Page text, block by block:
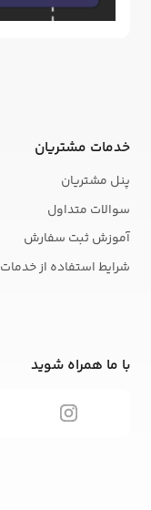
خدمات مشتریان
پنل مشتریان
سوالات متداول
آموزش ثبت سفارش
شرایط استفاده از خدمات
با ما همراه شوید